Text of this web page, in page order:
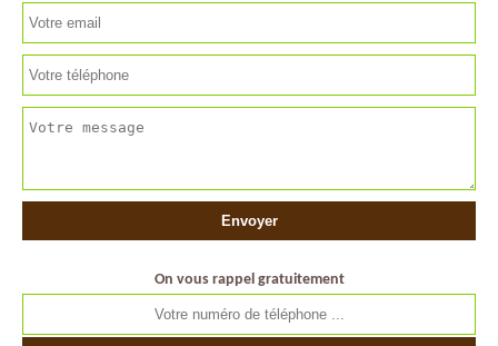
On vous rappel gratuitement